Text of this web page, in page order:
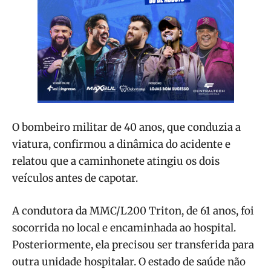
O bombeiro militar de 40 anos, que conduzia a
viatura, confirmou a dinâmica do acidente e
relatou que a caminhonete atingiu os dois
veículos antes de capotar.
A condutora da MMC/L200 Triton, de 61 anos, foi
socorrida no local e encaminhada ao hospital.
Posteriormente, ela precisou ser transferida para
outra unidade hospitalar. O estado de saúde não